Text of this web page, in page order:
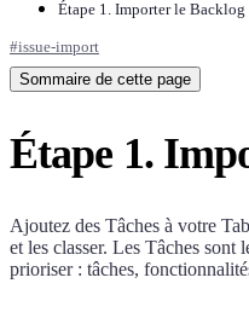
Étape 1. Importer le Backlog
#issue-import
Sommaire de cette page
Étape 1.
Ajoutez des Tâches à votre
et les classer. Les Tâches sont
prioriser : tâches,